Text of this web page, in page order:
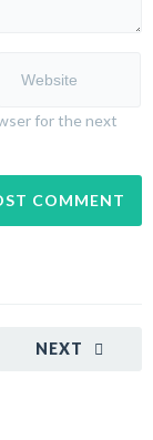
for the next
NEXT